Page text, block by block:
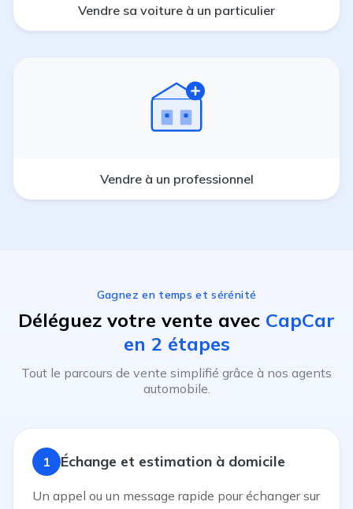
Vendre sa voiture à un particulier
Vendre à un professionnel
Gagnez en temps et sérénité
Déléguez votre vente avec CapCar
en 2 étapes
Tout le parcours de vente simplifié grâce à nos agents
automobile.
1 Échange et estimation à domicile
Un appel ou un message rapide pour échanger sur